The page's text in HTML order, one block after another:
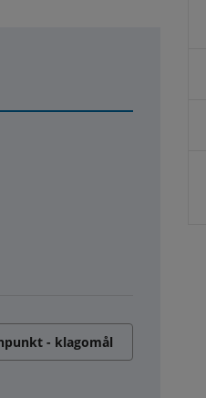
- klagomål